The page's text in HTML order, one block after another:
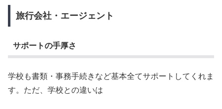
旅行会社・エージェント
サポートの手厚さ
学校も書類・事務手続きなど基本全てサポートしてくれま
す。ただ、学校との違いは